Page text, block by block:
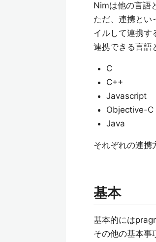
Nimは他の言語
ただ、連携とい
イルして連携す
連携できる言語
C
C++
Javascript
Objective-C
Java
それぞれの連携
基本
基本的には
その他の基本事